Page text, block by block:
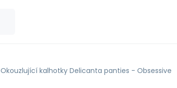
Okouzlující kalhotky Delicanta panties - Obsessive